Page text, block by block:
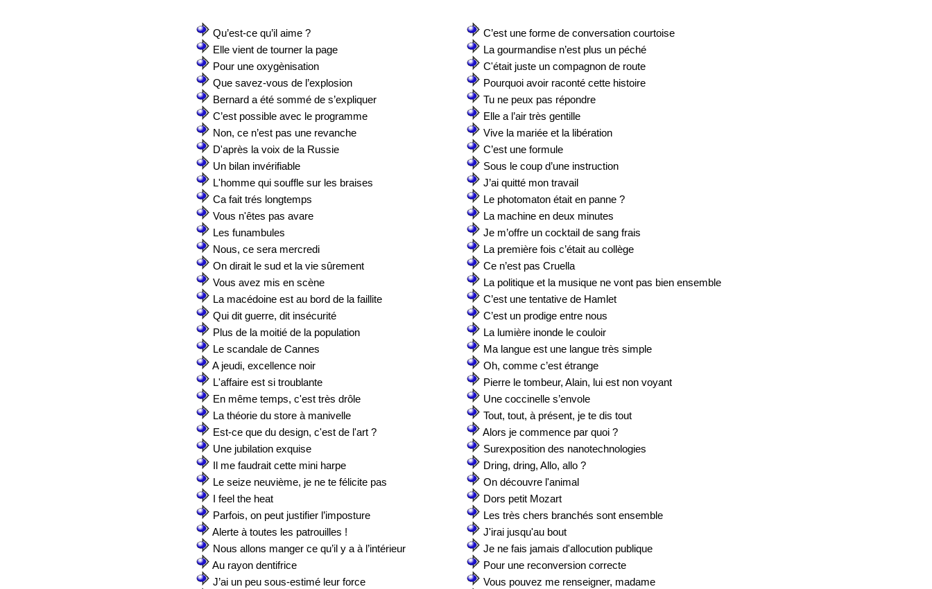
Qu’est-ce qu’il aime ?
Elle vient de tourner la page
Pour une oxygènisation
Que savez-vous de l’explosion
Bernard a été sommé de s’expliquer
C’est possible avec le programme
Non, ce n’est pas une revanche
D'après la voix de la Russie
Un bilan invérifiable
L'homme qui souffle sur les braises
Ca fait trés longtemps
Vous n'êtes pas avare
Les funambules
Nous, ce sera mercredi
On dirait le sud et la vie sûrement
Vous avez mis en scène
La macédoine est au bord de la faillite
Qui dit guerre, dit insécurité
Plus de la moitié de la population
Le scandale de Cannes
A jeudi, excellence noir
L'affaire est si troublante
En même temps, c'est très drôle
La théorie du store à manivelle
Est-ce que du design, c'est de l'art ?
Une jubilation exquise
Il me faudrait cette mini harpe
Le seize neuvième, je ne te félicite pas
I feel the heat
Parfois, on peut justifier l’imposture
Alerte à toutes les patrouilles !
Nous allons manger ce qu’il y a à l’intérieur
Au rayon dentifrice
J’ai un peu sous-estimé leur force
C’est une forme de conversation courtoise
La gourmandise n’est plus un péché
C'était juste un compagnon de route
Pourquoi avoir raconté cette histoire
Tu ne peux pas répondre
Elle a l’air très gentille
Vive la mariée et la libération
C’est une formule
Sous le coup d’une instruction
J’ai quitté mon travail
Le photomaton était en panne ?
La machine en deux minutes
Je m’offre un cocktail de sang frais
La première fois c’était au collège
Ce n’est pas Cruella
La politique et la musique ne vont pas bien ensemble
C’est une tentative de Hamlet
C’est un prodige entre nous
La lumière inonde le couloir
Ma langue est une langue très simple
Oh, comme c’est étrange
Pierre le tombeur, Alain, lui est non voyant
Une coccinelle s’envole
Tout, tout, à présent, je te dis tout
Alors je commence par quoi ?
Surexposition des nanotechnologies
Dring, dring, Allo, allo ?
On découvre l'animal
Dors petit Mozart
Les très chers branchés sont ensemble
J'irai jusqu'au bout
Je ne fais jamais d'allocution publique
Pour une reconversion correcte
Vous pouvez me renseigner, madame